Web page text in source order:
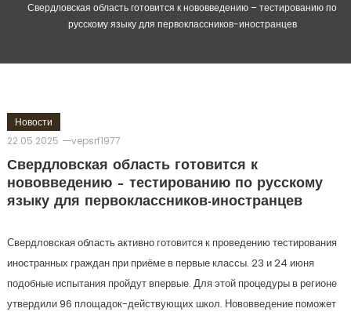
Свердловская область готовится к нововведению – тестированию по
русскому языку для первоклассников-иностранцев
Новости
22.05.2025
vepsrf1977
Свердловская область готовится к
нововведению – тестированию по русскому
языку для первоклассников-иностранцев
Свердловская область активно готовится к проведению тестирования
иностранных граждан при приёме в первые классы. 23 и 24 июня
подобные испытания пройдут впервые. Для этой процедуры в регионе
утвердили 96 площадок-действующих школ. Нововведение поможет